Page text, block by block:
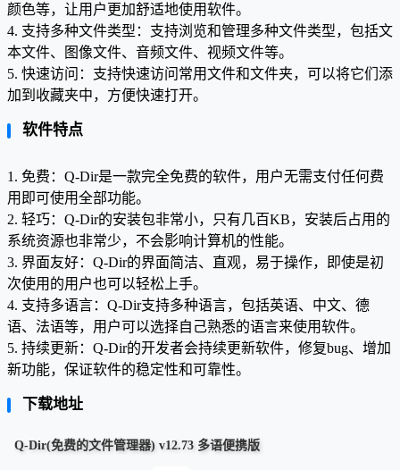
颜色等，让用户更加舒适地使用软件。
4. 支持多种文件类型：支持浏览和管理多种文件类型，包括文
本文件、图像文件、音频文件、视频文件等。
5. 快速访问：支持快速访问常用文件和文件夹，可以将它们添
加到收藏夹中，方便快速打开。
软件特点
1. 免费：Q-Dir是一款完全免费的软件，用户无需支付任何费
用即可使用全部功能。
2. 轻巧：Q-Dir的安装包非常小，只有几百KB，安装后占用的
系统资源也非常少，不会影响计算机的性能。
3. 界面友好：Q-Dir的界面简洁、直观，易于操作，即使是初
次使用的用户也可以轻松上手。
4. 支持多语言：Q-Dir支持多种语言，包括英语、中文、德
语、法语等，用户可以选择自己熟悉的语言来使用软件。
5. 持续更新：Q-Dir的开发者会持续更新软件，修复bug、增加
新功能，保证软件的稳定性和可靠性。
下载地址
Q-Dir(免费的文件管理器) v12.73 多语便携版